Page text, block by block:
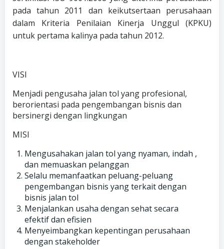
pada tahun 2011 dan keikutsertaan perusahaan
dalam Kriteria Penilaian Kinerja Unggul (KPKU)
untuk pertama kalinya pada tahun 2012.
VISI
Menjadi pengusaha jalan tol yang profesional,
berorientasi pada pengembangan bisnis dan
bersinergi dengan lingkungan
MISI
Mengusahakan jalan tol yang nyaman, indah ,
dan memuaskan pelanggan
Selalu memanfaatkan peluang-peluang
pengembangan bisnis yang terkait dengan
bisnis jalan tol
Menjalankan usaha dengan sehat secara
efektif dan efisien
Menyeimbangkan kepentingan perusahaan
dengan stakeholder